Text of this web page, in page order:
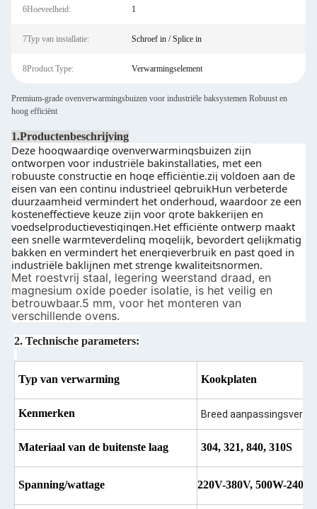
6Hoeveelheid: 1
7Typ van installatie: Schroef in / Splice in
8Product Type: Verwarmingselement
Premium-grade ovenverwarmingsbuizen voor industriële baksystemen Robuust en
hoog efficiënt
1.Productenbeschrijving
Deze hoogwaardige ovenverwarmingsbuizen zijn
ontworpen voor industriële bakinstallaties, met een
robuuste constructie en hoge efficiëntie.zij voldoen aan de
eisen van een continu industrieel gebruikHun verbeterde
duurzaamheid vermindert het onderhoud, waardoor ze een
kosteneffectieve keuze zijn voor grote bakkerijen en
voedselproductievestigingen.Het efficiënte ontwerp maakt
een snelle warmteverdeling mogelijk, bevordert gelijkmatig
bakken en vermindert het energieverbruik en past goed in
industriële baklijnen met strenge kwaliteitsnormen.
Met roestvrij staal, legering weerstand draad, en
magnesium oxide poeder isolatie, is het veilig en
betrouwbaar.5 mm, voor het monteren van
verschillende ovens.
2. Technische parameters:
Typ van verwarming Kookplaten
Kenmerken Breed
Materiaal van de buitenste laag 304, 321, 840, 310S
Spanning/wattage 220V-380V, 500W-